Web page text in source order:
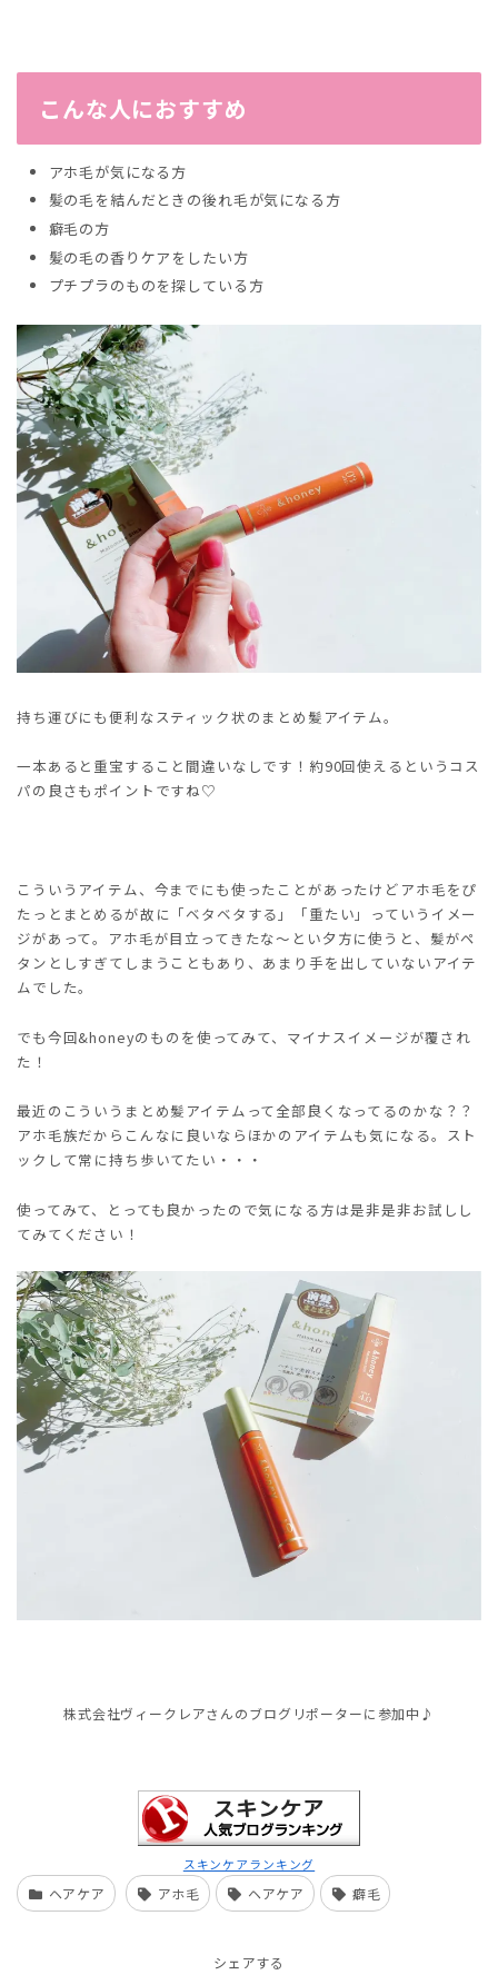
こんな人におすすめ
アホ毛が気になる方
髪の毛を結んだときの後れ毛が気になる方
癖毛の方
髪の毛の香りケアをしたい方
プチプラのものを探している方
持ち運びにも便利なスティック状のまとめ髪アイテム。
一本あると重宝すること間違いなしです！約90回使えるというコス
パの良さもポイントですね♡
こういうアイテム、今までにも使ったことがあったけどアホ毛をぴ
たっとまとめるが故に「ベタベタする」「重たい」っていうイメー
ジがあって。アホ毛が目立ってきたな～とい夕方に使うと、髪がペ
タンとしすぎてしまうこともあり、あまり手を出していないアイテ
ムでした。
でも今回&honeyのものを使ってみて、マイナスイメージが覆され
た！
最近のこういうまとめ髪アイテムって全部良くなってるのかな？？
アホ毛族だからこんなに良いならほかのアイテムも気になる。スト
ックして常に持ち歩いてたい・・・
使ってみて、とっても良かったので気になる方は是非是非お試しし
てみてください！
株式会社ヴィークレアさんのブログリポーターに参加中♪
スキンケアランキング
ヘアケア アホ毛 ヘアケア 癖毛
シェアする